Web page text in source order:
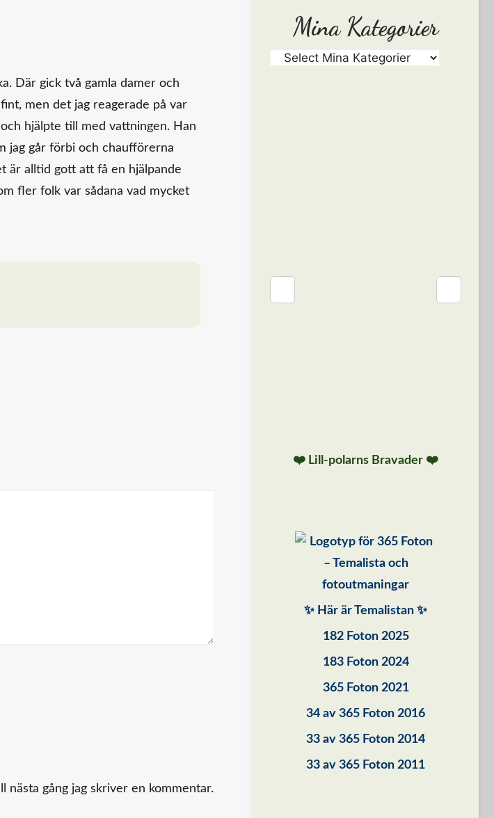
Där gick två gamla damer och
men det jag reagerade på var
hjälpte till med vattningen. Han
jag går förbi och chaufförerna
är alltid gott att få en hjälpande
fler folk var sådana vad mycket
gång jag skriver en kommentar.
Mina Kategorier
❤️ Lill-polarns Bravader ❤️
✨ Här är Temalistan ✨
182 Foton 2025
183 Foton 2024
365 Foton 2021
34 av 365 Foton 2016
33 av 365 Foton 2014
33 av 365 Foton 2011